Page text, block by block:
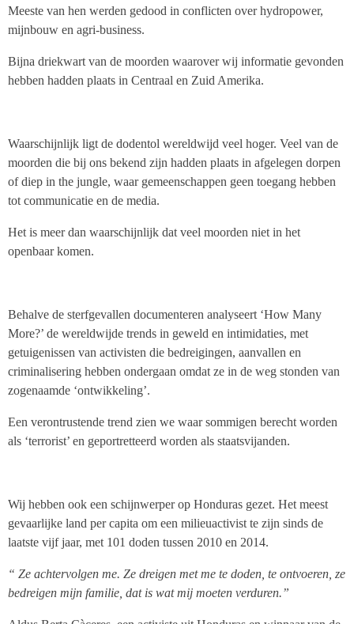
Meeste van hen werden gedood in conflicten over hydropower,
mijnbouw en agri-business.
Bijna driekwart van de moorden waarover wij informatie gevonden
hebben hadden plaats in Centraal en Zuid Amerika.
Waarschijnlijk ligt de dodentol wereldwijd veel hoger. Veel van de
moorden die bij ons bekend zijn hadden plaats in afgelegen dorpen
of diep in the jungle, waar gemeenschappen geen toegang hebben
tot communicatie en de media.
Het is meer dan waarschijnlijk dat veel moorden niet in het
openbaar komen.
Behalve de sterfgevallen documenteren analyseert ‘How Many
More?’ de wereldwijde trends in geweld en intimidaties, met
getuigenissen van activisten die bedreigingen, aanvallen en
criminalisering hebben ondergaan omdat ze in de weg stonden van
zogenaamde ‘ontwikkeling’.
Een verontrustende trend zien we waar sommigen berecht worden
als ‘terrorist’ en geportretteerd worden als staatsvijanden.
Wij hebben ook een schijnwerper op Honduras gezet. Het meest
gevaarlijke land per capita om een milieuactivist te zijn sinds de
laatste vijf jaar, met 101 doden tussen 2010 en 2014.
“ Ze achtervolgen me. Ze dreigen met me te doden, te ontvoeren, ze
bedreigen mijn familie, dat is wat mij moeten verduren.”